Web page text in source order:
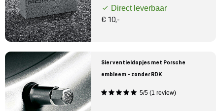
Direct leverbaar
€ 10,-
Sier ventieldopjes met Porsche
embleem - zonder RDK
5/5 (1 review)